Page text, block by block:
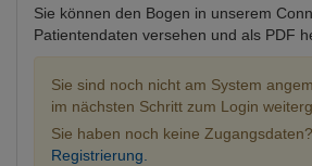
Sie können den Bogen in unserem
Patientendaten versehen und als PDF
Sie sind noch nicht am System
im nächsten Schritt zum Login
Sie haben noch keine Zugangsdaten?
Registrierung.